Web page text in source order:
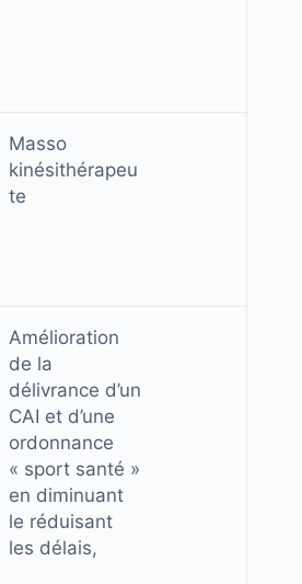
Masso
kinésithérapeu
te
Amélioration
de la
délivrance d’un
CAI et d’une
ordonnance
« sport santé »
en diminuant
le réduisant
les délais,